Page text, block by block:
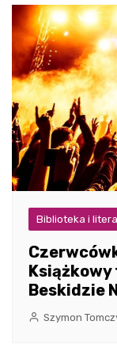
Biblioteka i
Beskidzie
Szymon